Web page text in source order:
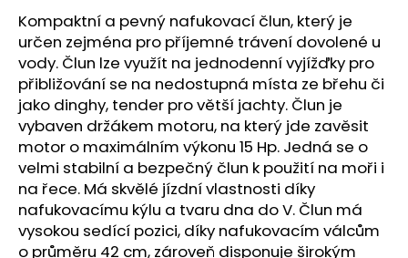
Kompaktní a pevný nafukovací člun, který je
určen zejména pro příjemné trávení dovolené u
vody. Člun lze využít na jednodenní vyjížďky pro
přibližování se na nedostupná místa ze břehu či
jako dinghy, tender pro větší jachty. Člun je
vybaven držákem motoru, na který jde zavěsit
motor o maximálním výkonu 15 Hp. Jedná se o
velmi stabilní a bezpečný člun k použití na moři i
na řece. Má skvělé jízdní vlastnosti díky
nafukovacímu kýlu a tvaru dna do V. Člun má
vysokou sedící pozici, díky nafukovacím válcům
o průměru 42 cm, zároveň disponuje širokým
o
r
u
č
u
j
e
m
e
NAFUKOVACÍ
ČLUN